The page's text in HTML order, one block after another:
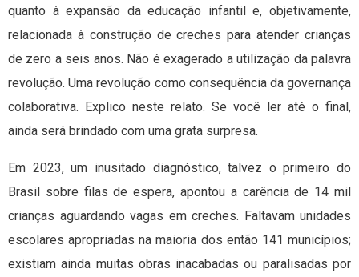
quanto à expansão da educação infantil e, objetivamente,
relacionada à construção de creches para atender crianças
de zero a seis anos. Não é exagerado a utilização da palavra
revolução. Uma revolução como consequência da governança
colaborativa. Explico neste relato. Se você ler até o final,
ainda será brindado com uma grata surpresa.
Em 2023, um inusitado diagnóstico, talvez o primeiro do
Brasil sobre filas de espera, apontou a carência de 14 mil
crianças aguardando vagas em creches. Faltavam unidades
escolares apropriadas na maioria dos então 141 municípios;
existiam ainda muitas obras inacabadas ou paralisadas por